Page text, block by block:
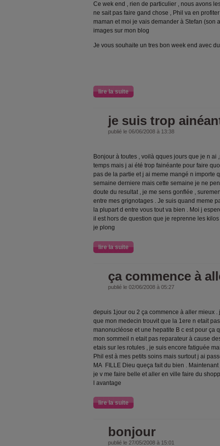
Ce wek end , rien de particulier , nous avons
ne sait pas faire gand chose , Phil va en
maman et moi je vais demander à Stefan (son
images sur mon blog
Je vous souhaite un tres bon week end avec
lire la suite
je suis trop
publié le 06/06/2008 à 13:38
Bonjour à toutes , voilà qques jours que je n
temps mais j ai été trop fainéante pour faire
pas de la partie et j ai meme mangé n importe
semaine derniere mais cette semaine je ne
doute du resultat , je me sens gonflée ,
entre mes grignotages . Je suis quand meme
la plupart d entre vous tout va bien . Moi j
il est hors de question que je reprenne les
je plong
lire la suite
ça commence à
publié le 02/06/2008 à 05:27
depuis 1jour ou 2 ça commence à aller mieux
que mon medecin trouvit que la 1ere n etait
manonucléose et une hepatite B c est pour ça
mon sommeil n etait pas reparateur à cause
etais sur les rotules , je suis encore fatiguée
Phil est à mes petits soins mais surtout j ai
MA FILLE Dieu queça fait du bien .
je v me faire belle et aller en ville faire du
l avantage
lire la suite
bonjour
publié le 27/05/2008 à 15:01